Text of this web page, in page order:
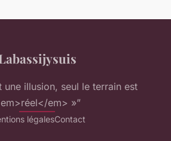
une illusion, seul le terrain est
em> »”
légalesContact